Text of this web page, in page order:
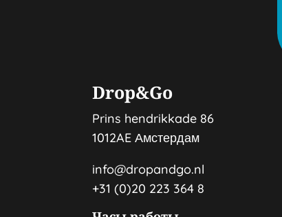
Drop&Go
Prins hendrikkade 86
1012AE Амстердам
info@dropandgo.nl
+31 (0)20 223 364 8